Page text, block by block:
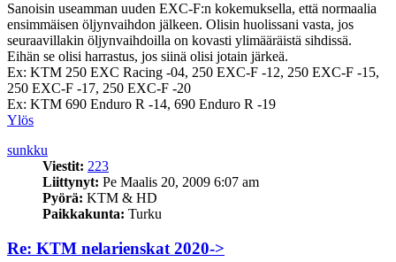
Sanoisin useamman uuden EXC-F:n kokemuksella, että normaalia
ensimmäisen öljynvaihdon jälkeen. Olisin huolissani vasta, jos
seuraavillakin öljynvaihdoilla on kovasti ylimääräistä sihdissä.
Eihän se olisi harrastus, jos siinä olisi jotain järkeä.
Ex: KTM 250 EXC Racing -04, 250 EXC-F -12, 250 EXC-F -15,
250 EXC-F -17, 250 EXC-F -20
Ex: KTM 690 Enduro R -14, 690 Enduro R -19
Ylös
sunkku
Viestit: 223
Liittynyt: Pe Maalis 20, 2009 6:07 am
Pyörä: KTM & HD
Paikkakunta: Turku
Re: KTM nelarienskat 2020->